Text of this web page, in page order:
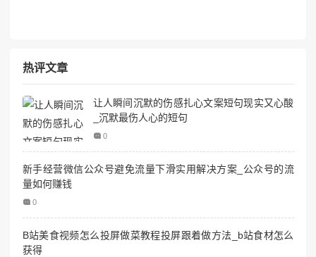
热评文章
让人瞬间沉默的伤感扎心文案短句现实又心酸
_沉默最伤人心的短句
0
新手经营微信公众号避免流量下滑实用解决方案_公众号的流
量如何赚钱
0
B站美食视频怎么投屏做菜教程投屏跟着做方法_b站食材怎么
获得